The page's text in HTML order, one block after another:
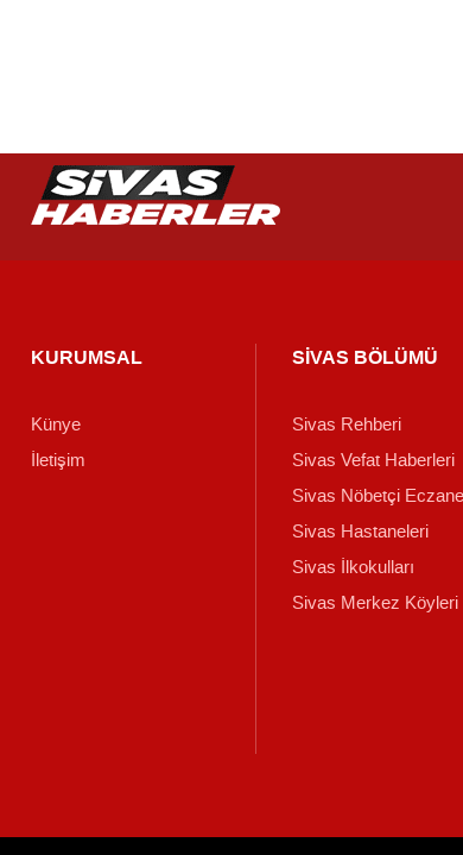
KURUMSAL
Künye
İletişim
SİVAS BÖLÜMÜ
Sivas Rehberi
Sivas Vefat Haberleri
Sivas Nöbetçi
Sivas Hastaneleri
Sivas İlkokulları
Sivas Merkez Köyleri